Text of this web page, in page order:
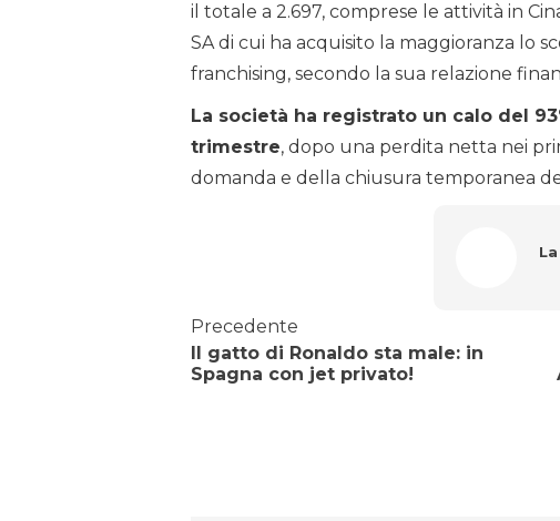
il totale a 2.697, comprese le attività in
SA di cui ha acquisito la maggioranza lo
franchising, secondo la sua relazione
La società ha registrato un calo del
trimestre, dopo una perdita netta nei
domanda e della chiusura temporanea
Precedente
Il gatto di Ronaldo sta male: in
Spagna con jet privato!